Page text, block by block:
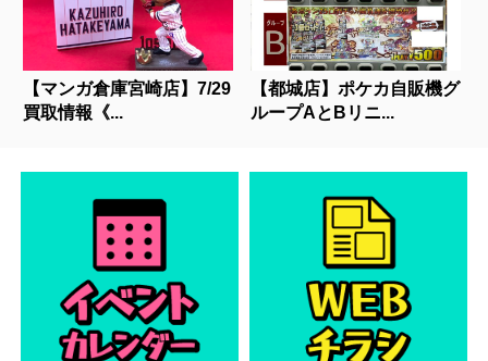
【マンガ倉庫宮崎店】7/29
買取情報《...
【都城店】ポケカ自販機グ
ループAとBリニ...